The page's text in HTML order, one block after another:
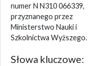
numer N N310 066339,
przyznanego przez
Ministerstwo Nauki i
Szkolnictwa Wyższego.
Słowa kluczowe: